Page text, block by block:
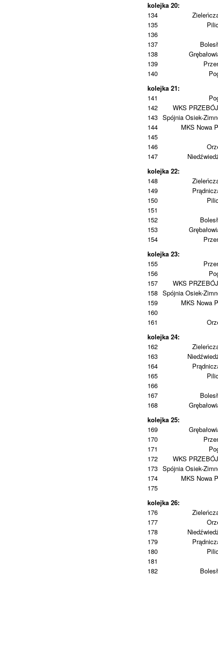
kolejka 20:
134
135
136
137
138
139
140
kolejka 21:
141
142
WKS
143 Spójnia Osiek-
144
MKS Nowa
145
146
147
kolejka 22:
148
149
150
151
152
153
154
kolejka 23:
155
156
157
WKS
158 Spójnia Osiek-
159
MKS Nowa
160
161
kolejka 24:
162
163
164
165
166
167
168
kolejka 25:
169
170
171
172
WKS
173 Spójnia Osiek-
174
MKS Nowa
175
kolejka 26:
176
177
178
179
180
181
182